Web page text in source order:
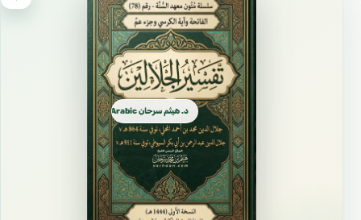
د. هيثم سرحان Arabic العربية